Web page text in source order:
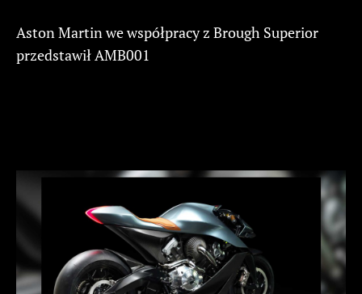
Aston Martin we współpracy z Brough Superior
przedstawił AMB001